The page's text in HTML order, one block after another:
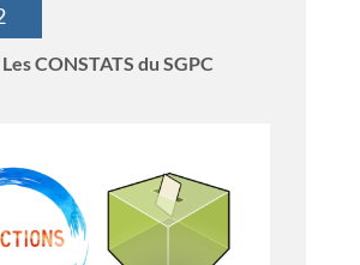
CONSTATS du SGPC